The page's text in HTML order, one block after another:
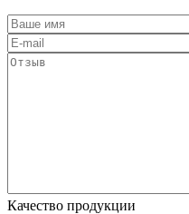
Качество продукции